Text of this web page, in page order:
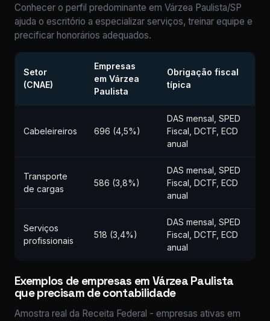
Conhecer o perfil predominante em Várzea Paulista/SP
ajuda o escritório a especializar serviços, treinar equipe e
precificar honorários adequados.
Setor
(CNAE)
Empresas
em Várzea
Paulista
Obrigação fiscal
típica
Cabeleireiros 696 (4,5%)
DAS mensal, SPED
Fiscal, DCTF, ECD
anual
Transporte
de cargas
586 (3,8%)
DAS mensal, SPED
Fiscal, DCTF, ECD
anual
Serviços
profissionais
518 (3,4%)
DAS mensal, SPED
Fiscal, DCTF, ECD
anual
Exemplos de empresas em Várzea Paulista
que precisam de contabilidade
Amostra real da Receita Federal - empresas ativas em